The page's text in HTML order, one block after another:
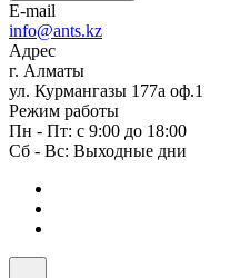
E-mail
info@ants.kz
Адрес
г. Алматы
ул. Курмангазы 177а оф.1
Режим работы
Пн - Пт: с 9:00 до 18:00
Сб - Вс: Выходные дни